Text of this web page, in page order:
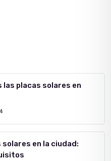
las placas solares en
en la ciudad: